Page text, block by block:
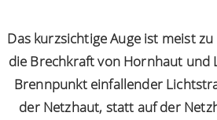
Das kurzsichtige Auge ist meist
die Brechkraft von Hornhaut und
Brennpunkt einfallender
der Netzhaut, statt auf der